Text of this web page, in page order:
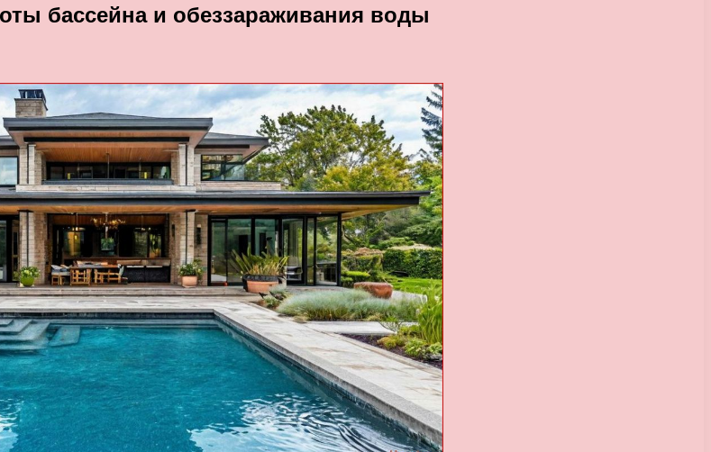
бассейна и обеззараживания воды